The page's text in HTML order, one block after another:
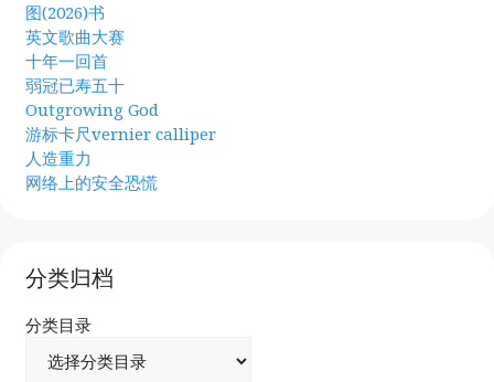
图(2026)书
英文歌曲大赛
十年一回首
弱冠已寿五十
Outgrowing God
游标卡尺vernier calliper
人造重力
网络上的安全恐慌
分类归档
分类目录